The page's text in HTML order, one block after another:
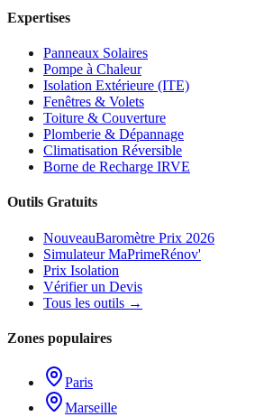
Expertises
Panneaux Solaires
Pompe à Chaleur
Isolation Extérieure (ITE)
Fenêtres & Volets
Toiture & Couverture
Plomberie & Dépannage
Climatisation Réversible
Borne de Recharge IRVE
Outils Gratuits
NouveauBaromètre Prix 2026
Simulateur MaPrimeRénov'
Prix Isolation
Vérifier un Devis
Tous les outils →
Zones populaires
Paris
Marseille